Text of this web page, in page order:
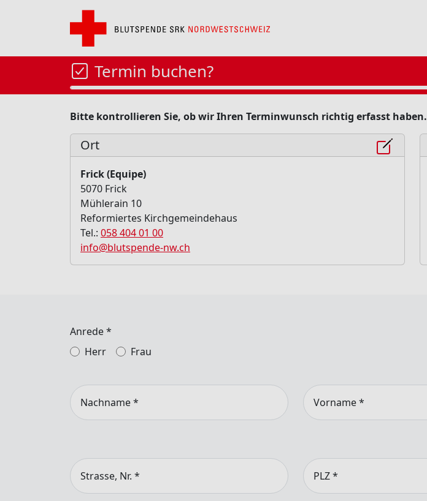
Termin buchen?
Bitte kontrollieren Sie, ob wir Ihren Terminwunsch richtig erfasst haben.
Ort
Frick (Equipe)
5070 Frick
Mühlerain 10
Reformiertes Kirchgemeindehaus
Tel.: 058 404 01 00
info@blutspende-nw.ch
Anrede*
Herr
Frau
Nachname* Vorname*
Strasse, Nr. * PLZ*